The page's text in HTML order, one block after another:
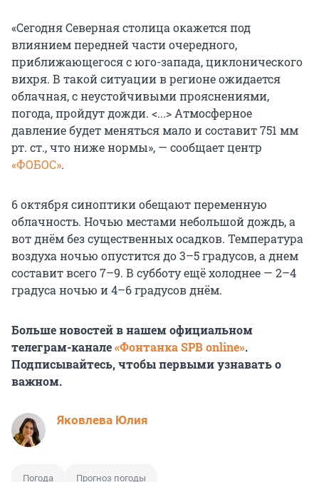
«Сегодня Северная столица окажется под
влиянием передней части очередного,
приближающегося с юго-запада, циклонического
вихря. В такой ситуации в регионе ожидается
облачная, с неустойчивыми прояснениями,
погода, пройдут дожди. <...> Атмосферное
давление будет меняться мало и составит 751 мм
рт. ст., что ниже нормы», — сообщает центр
«ФОБОС».
6 октября синоптики обещают переменную
облачность. Ночью местами небольшой дождь, а
вот днём без существенных осадков. Температура
воздуха ночью опустится до 3–5 градусов, а днем
составит всего 7–9. В субботу ещё холоднее — 2–4
градуса ночью и 4–6 градусов днём.
Больше новостей в нашем официальном
телеграм-канале«Фонтанка SPB online».
Подписывайтесь, чтобы первыми узнавать о
важном.
Яковлева Юлия
Погода Прогноз погоды